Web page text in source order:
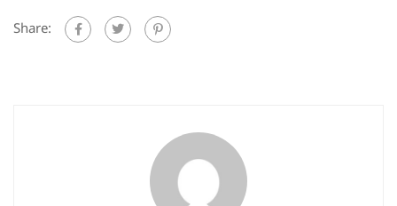
Share: